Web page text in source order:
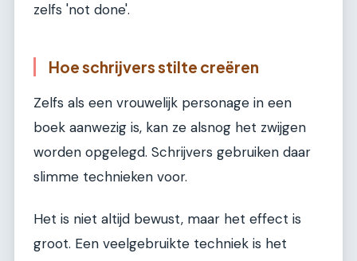
zelfs 'not done'.
Hoe schrijvers stilte creëren
Zelfs als een vrouwelijk personage in een
boek aanwezig is, kan ze alsnog het zwijgen
worden opgelegd. Schrijvers gebruiken daar
slimme technieken voor.
Het is niet altijd bewust, maar het effect is
groot. Een veelgebruikte techniek is het